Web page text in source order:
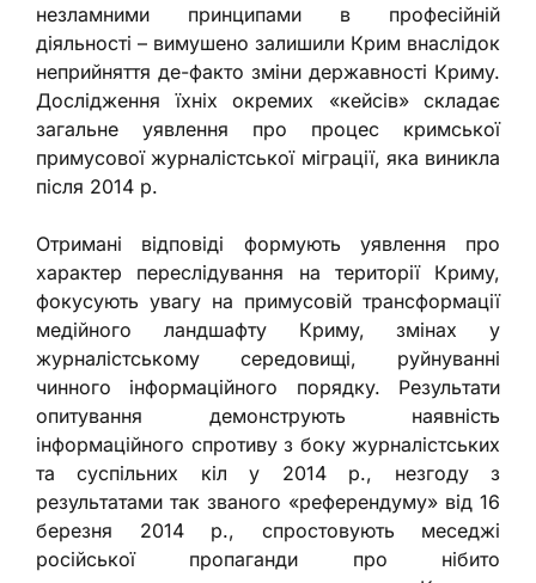
незламними принципами в професійній
діяльності – вимушено залишили Крим внаслідок
неприйняття де-факто зміни державності Криму.
Дослідження їхніх окремих «кейсів» складає
загальне уявлення про процес кримської
примусової журналістської міграції, яка виникла
після 2014 р.
Отримані відповіді формують уявлення про
характер переслідування на території Криму,
фокусують увагу на примусовій трансформації
медійного ландшафту Криму, змінах у
журналістському середовищі, руйнуванні
чинного інформаційного порядку. Результати
опитування демонструють наявність
інформаційного спротиву з боку журналістських
та суспільних кіл у 2014 р., незгоду з
результатами так званого «референдуму» від 16
березня 2014 р., спростовують меседжі
російської пропаганди про нібито